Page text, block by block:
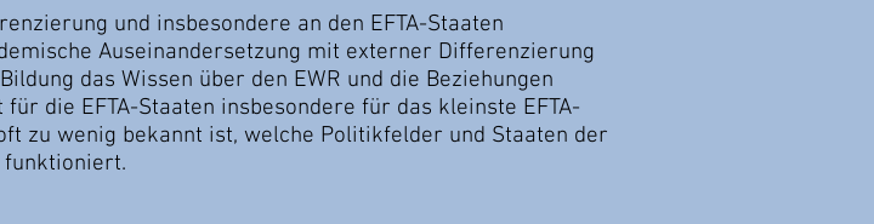
und insbesondere an den EFTA-Staaten
Auseinandersetzung mit externer Differenzierung
das Wissen über den EWR und die Beziehungen
die EFTA-Staaten insbesondere für das kleinste EFTA-
zu wenig bekannt ist, welche Politikfelder und Staaten der
funktioniert.